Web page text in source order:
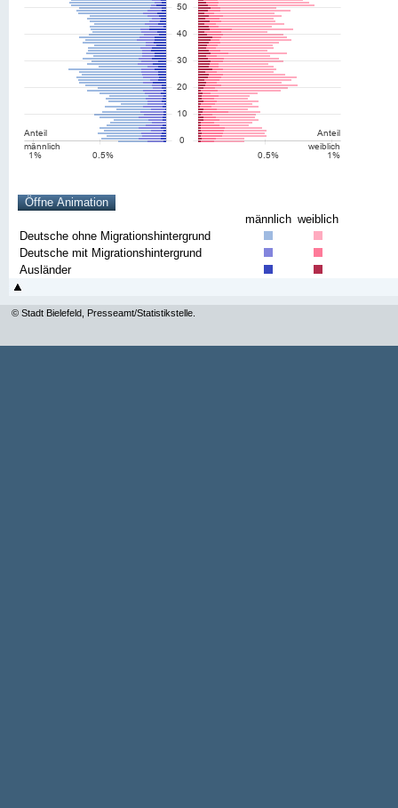
männlich weiblich
Deutsche ohne Migrationshintergrund
Deutsche mit Migrationshintergrund
Ausländer
© Stadt Bielefeld, Presseamt/Statistikstelle.